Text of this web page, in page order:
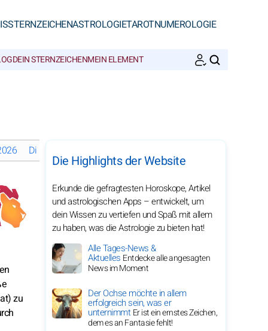
STERNZEICHENASTROLOGIETAROTNUMEROLOGIE
DEIN STERNZEICHENMEIN ELEMENT
Die Mondphasen im Februar 2026
zu
Die Highlights der Website
Erkunde die gefragtesten Horoskope, Artikel
und astrologischen Apps – entwickelt, um
dein Wissen zu vertiefen und Spaß mit allem
zu haben, was die Astrologie zu bieten hat!
Alle Tages-News &
Aktuelles Entdecke alle angesagten
News im Moment
Der Ochse möchte in allem
erfolgreich sein, was er
unternimmtEr ist ein ernstes Zeichen,
dem es an Fantasie fehlt!